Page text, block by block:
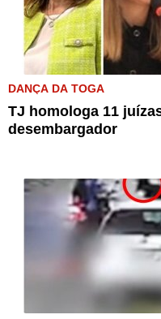
DANÇA DA TOGA
TJ homologa 11
desembargador